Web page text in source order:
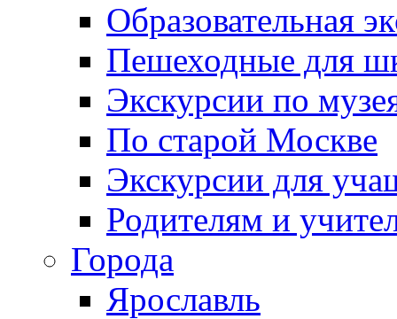
Образовательная
Пешеходные для
Экскурсии по
По старой Москве
Экскурсии для
Родителям и
Города
Ярославль